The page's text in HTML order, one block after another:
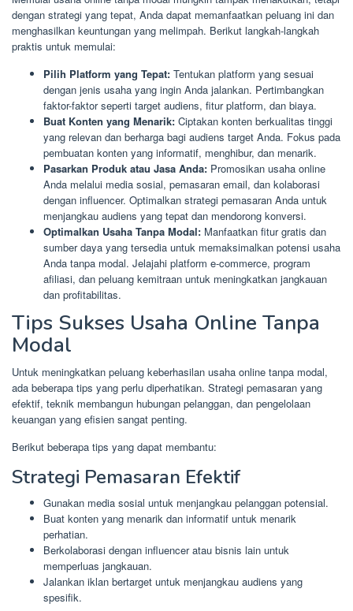
dengan strategi yang tepat, Anda dapat memanfaatkan peluang ini dan
menghasilkan keuntungan yang melimpah. Berikut langkah-langkah
praktis untuk memulai:
Pilih Platform yang Tepat: Tentukan platform yang sesuai
dengan jenis usaha yang ingin Anda jalankan. Pertimbangkan
faktor-faktor seperti target audiens, fitur platform, dan biaya.
Buat Konten yang Menarik: Ciptakan konten berkualitas tinggi
yang relevan dan berharga bagi audiens target Anda. Fokus pada
pembuatan konten yang informatif, menghibur, dan menarik.
Pasarkan Produk atau Jasa Anda: Promosikan usaha online
Anda melalui media sosial, pemasaran email, dan kolaborasi
dengan influencer. Optimalkan strategi pemasaran Anda untuk
menjangkau audiens yang tepat dan mendorong konversi.
Optimalkan Usaha Tanpa Modal: Manfaatkan fitur gratis dan
sumber daya yang tersedia untuk memaksimalkan potensi usaha
Anda tanpa modal. Jelajahi platform e-commerce, program
afiliasi, dan peluang kemitraan untuk meningkatkan jangkauan
dan profitabilitas.
Tips Sukses Usaha Online Tanpa
Modal
Untuk meningkatkan peluang keberhasilan usaha online tanpa modal,
ada beberapa tips yang perlu diperhatikan. Strategi pemasaran yang
efektif, teknik membangun hubungan pelanggan, dan pengelolaan
keuangan yang efisien sangat penting.
Berikut beberapa tips yang dapat membantu:
Strategi Pemasaran Efektif
Gunakan media sosial untuk menjangkau pelanggan potensial.
Buat konten yang menarik dan informatif untuk menarik
perhatian.
Berkolaborasi dengan influencer atau bisnis lain untuk
memperluas jangkauan.
Jalankan iklan bertarget untuk menjangkau audiens yang
spesifik.